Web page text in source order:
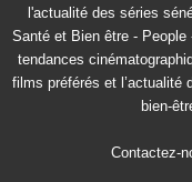
l'actualité des séries
Santé et Bien être - People
tendances
films préférés et
bien-
Contactez-